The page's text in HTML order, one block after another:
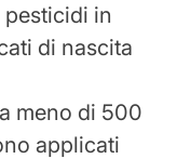
pesticidi in
di nascita
meno di 500
applicati